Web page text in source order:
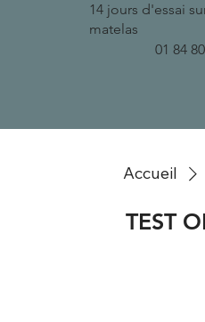
14 jours d'essai
matelas
01 84
Accueil
TEST